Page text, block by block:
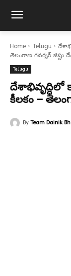
Home Telugu
తెలంగాణ గవర్నర్ జిష్ణు
Telugu
దేశాభివృద్ధిలో
కీలకం –
By Team Dainik